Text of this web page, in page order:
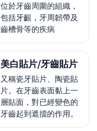
位於牙齒周圍的組織，
包括牙齦，牙周韌帶及
齒槽骨等的疾病
美白貼片/牙齒貼片
又稱瓷牙貼片、陶瓷貼
片。在牙齒表面黏上一
層貼面，對已經變色的
牙齒起到遮擋的作用。